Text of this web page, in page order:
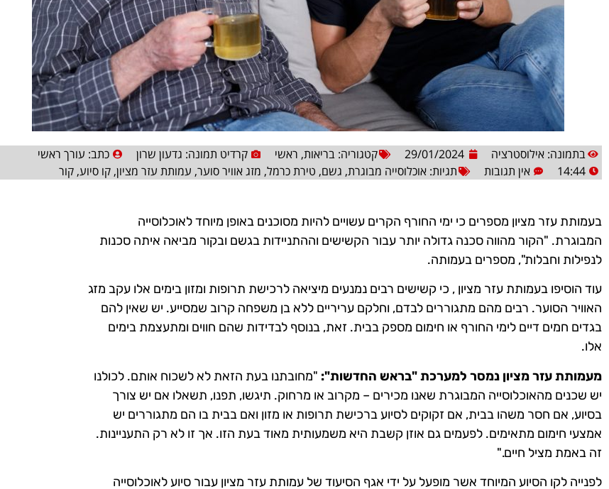
בתמונה: אילוסטרציה 29/01/2024 קטגוריה: בריאות, ראשי קרדיט תמונה: גדעון שרון כתב: עורך ראשי
14:44
אין תגובות תגיות: אוכלוסייה מבוגרת, גשם, טירת כרמל, מזג אוויר סוער, עמותת עזר מציון, קו סיוע, קור
בעמותת עזר מציון מספרים כי ימי החורף הקרים עשויים להיות מסוכנים באופן מיוחד לאוכלוסייה
המבוגרת. "הקור מהווה סכנה גדולה יותר עבור הקשישים וההתניידות בגשם ובקור מביאה איתה סכנות
לנפילות וחבלות", מספרים בעמותה.
עוד הוסיפו בעמותת עזר מציון , כי קשישים רבים נמנעים מיציאה לרכישת תרופות ומזון בימים אלו עקב מזג
האוויר הסוער. רבים מהם מתגוררים לבדם, וחלקם עריריים ללא בן משפחה קרוב שמסייע. יש שאין להם
בגדים חמים דיים לימי החורף או חימום מספק בבית. זאת, בנוסף לבדידות שהם חווים ומתעצמת בימים
אלו.
מעמותת עזר מציון נמסר למערכת "בראש החדשות": "מחובתנו בעת הזאת לא לשכוח אותם. לכולנו
יש שכנים מהאוכלוסייה המבוגרת שאנו מכירים – מקרוב או מרחוק. תיגשו, תפנו, תשאלו אם יש צורך
בסיוע, אם חסר משהו בבית, אם זקוקים לסיוע ברכישת תרופות או מזון ואם בבית בו הם מתגוררים יש
אמצעי חימום מתאימים. לפעמים גם אוזן קשבת היא משמעותית מאוד בעת הזו. אך זו לא רק התעניינות.
זה באמת מציל חיים."
לפנייה לקו הסיוע המיוחד אשר מופעל על ידי אגף הסיעוד של עמותת עזר מציון עבור סיוע לאוכלוסייה